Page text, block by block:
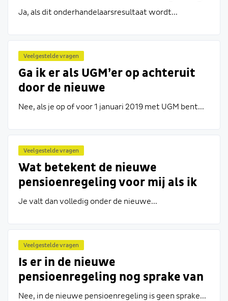
Ja, als dit onderhandelaarsresultaat wordt...
Veelgestelde vragen
Ga ik er als UGM’er op achteruit
door de nieuwe
pensioenregeling?
Nee, als je op of voor 1 januari 2019 met UGM bent...
Veelgestelde vragen
Wat betekent de nieuwe
pensioenregeling voor mij als ik
na 1 januari 2019 met UGM ben
Je valt dan volledig onder de nieuwe...
Veelgestelde vragen
Is er in de nieuwe
pensioenregeling nog sprake van
een koppelafspraak zoals bij de
Nee, in de nieuwe pensioenregeling is geen sprake...